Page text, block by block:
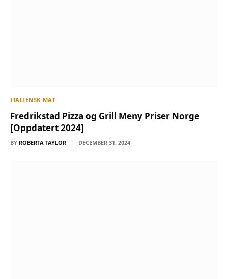
ITALIENSK MAT
Fredrikstad Pizza og Grill Meny Priser Norge
[Oppdatert 2024]
BY ROBERTA TAYLOR DECEMBER 31, 2024